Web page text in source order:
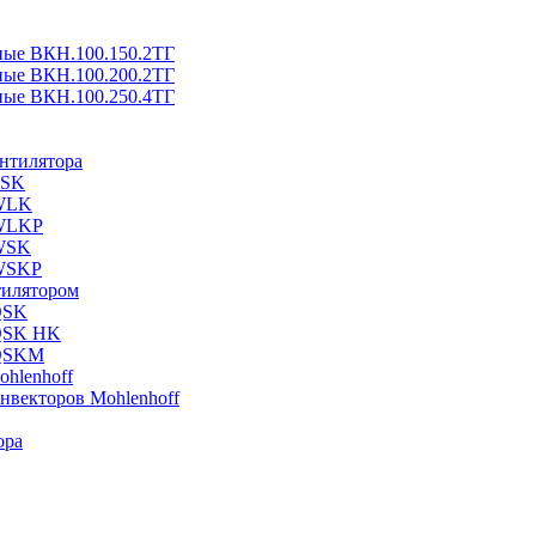
ВКН.100.150.2ТГ
ВКН.100.200.2ТГ
ВКН.100.250.4ТГ
HK
Mohlenhoff